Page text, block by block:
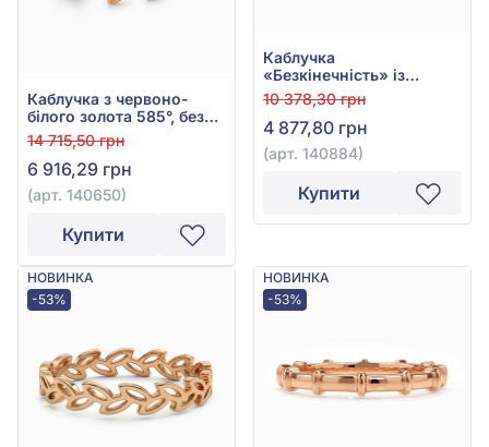
Каблучка з червоно-
білого золота 585°, без
вставки, арт. 140650
14 715,50 грн
6 916,29 грн
(арт. 140650)
Купити
Каблучка
«Безкінечність» із
червоного золота 585°,
арт. 140884
10 378,30 грн
4 877,80 грн
(арт. 140884)
Купити
НОВИНКА
-53%
НОВИНКА
-53%